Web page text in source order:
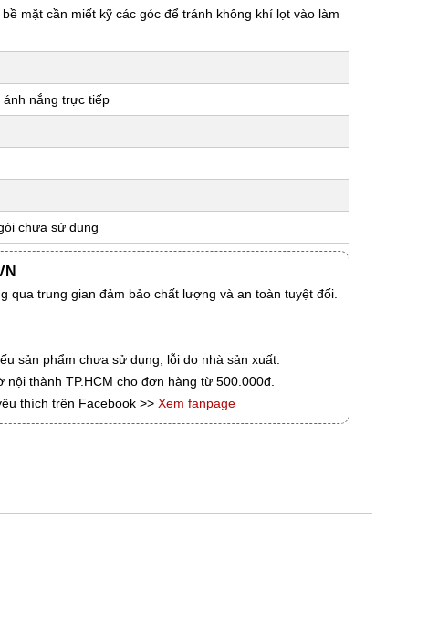
mặt cần miết kỹ các góc để tránh không khí lọt vào làm
nắng trực tiếp
chưa sử dụng
qua trung gian đảm bảo chất lượng và an toàn tuyệt đối.
sản phẩm chưa sử dụng, lỗi do nhà sản xuất.
nội thành TP.HCM cho đơn hàng từ 500.000đ.
thích trên Facebook >> Xem fanpage